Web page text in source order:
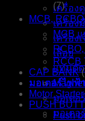
เครื่อง
เครื่อง
เครื่อง
เลื่อย
แท่นตัด
มอเตอร์ไฟฟ้า
มอเตอ
มอเตอ
(7)
MCB,
MCB
RCCB
CAP BANK
Motor
PUSH
Push